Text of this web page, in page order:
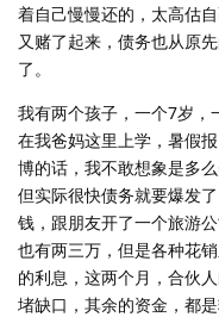
着自己慢慢还的，太高估
又赌了起来，债务也从原
了。
我有两个孩子，一个7岁，
在我爸妈这里上学，暑假
博的话，我不敢想象是多
但实际很快债务就要爆发
钱，跟朋友开了一个旅游
也有两三万，但是各种花
的利息，这两个月，合伙
堵缺口，其余的资金，都